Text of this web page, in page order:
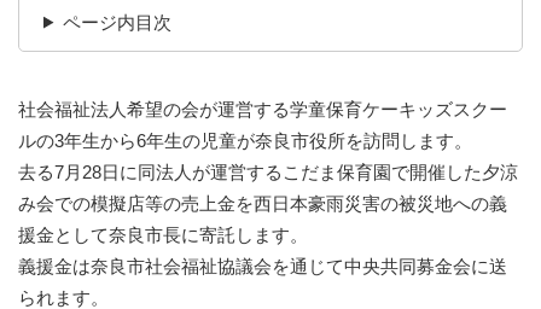
ページ内目次
社会福祉法人希望の会が運営する学童保育ケーキッズスクー
ルの3年生から6年生の児童が奈良市役所を訪問します。
去る7月28日に同法人が運営するこだま保育園で開催した夕涼
み会での模擬店等の売上金を西日本豪雨災害の被災地への義
援金として奈良市長に寄託します。
義援金は奈良市社会福祉協議会を通じて中央共同募金会に送
られます。